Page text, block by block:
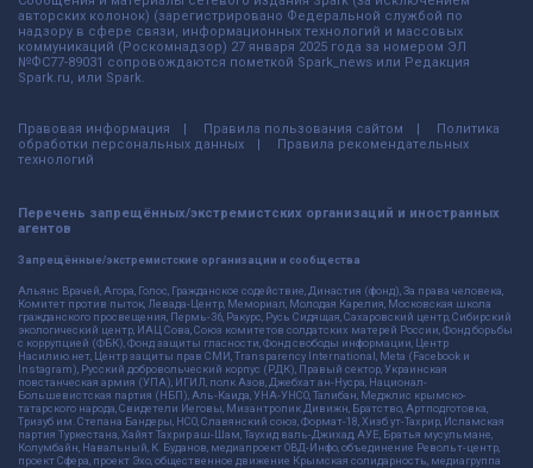
авторских колонок) (зарегистрировано Федеральной службой по
надзору в сфере связи, информационных технологий и массовых
коммуникаций (Роскомнадзор) 27 января 2025 года за номером ЭЛ
№ФС77-89031 сопровождаются пометкой Spark_news или Редакция
Spark.ru, или Spark.
Правовая информация Правила пользования сайтом
Политика
обработки персональных данных
Правила рекомендательных
технологий
Перечень запрещённых/экстремистских организаций и иностранных
агентов
Запрещённые/экстремистские организации и сообщества
Альянс Врачей, Агора, Голос, Гражданское содействие, Династия (фонд), За права человека,
Комитет против пыток, Левада-Центр, Мемориал, Молодая Карелия, Московская школа
гражданского просвещения, Пермь-36, Ракурс, Русь Сидящая, Сахаровский центр, Сибирский
экологический центр, ИАЦ Сова, Союз комитетов солдатских матерей России, Фонд борьбы
с коррупцией (ФБК), Фонд защиты гласности, Фонд свободы информации, Центр
Насилию.нет, Центр защиты прав СМИ, Transparency International, Meta (Facebook и
Instagram), Русский добровольческий корпус (РДК), Правый сектор, Украинская
повстанческая армия (УПА), ИГИЛ, полк Азов, Джебхат ан-Нусра, Национал-
Большевистская партия (НБП), Аль-Каида, УНА-УНСО, Талибан, Меджлис крымско-
татарского народа, Свидетели Иеговы, Мизантропик Дивижн, Братство, Артподготовка,
Тризуб им. Степана Бандеры, НСО, Славянский союз, Формат-18, Хизб ут-Тахрир, Исламская
партия Туркестана, Хайят Тахрир аш-Шам, Таухид валь-Джихад, АУЕ, Братья мусульмане,
Колумбайн, Навальный, К. Буданов, медиапроект ОВД-Инфо, объединение Револьт-центр,
проект Сфера, проект Эхо, общественное движение Крымская солидарность, медиагруппа